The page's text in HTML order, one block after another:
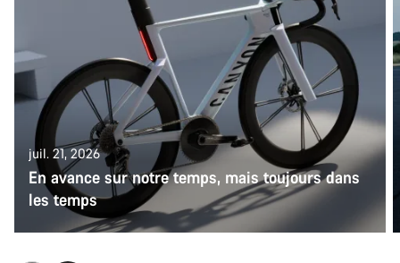
juil. 21, 2026
En avance sur notre temps, mais toujours dans
les temps